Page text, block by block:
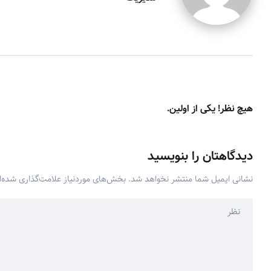
هیچ نظر! یکی از اولین.
دیدگاهتان را بنویسید
نشانی ایمیل شما منتشر نخواهد شد. بخش‌های موردنیاز علامت‌گذاری